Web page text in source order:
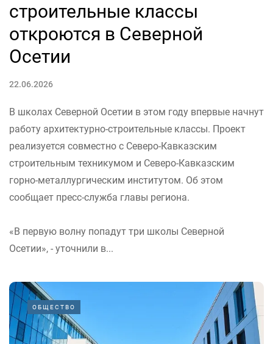
строительные классы
откроются в Северной
Осетии
22.06.2026
В школах Северной Осетии в этом году впервые начнут
работу архитектурно-строительные классы. Проект
реализуется совместно с Северо-Кавказским
строительным техникумом и Северо-Кавказским
горно-металлургическим институтом. Об этом
сообщает пресс-служба главы региона.
«В первую волну попадут три школы Северной
Осетии», - уточнили в...
ОБЩЕСТВО